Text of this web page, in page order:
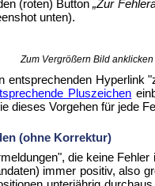
(roten) Button„Zur
unten).
Zum Vergrößern Bild anklicken
entsprechenden Hyperlink
Pluszeichen
dieses Vorgehen für jede
(ohne Korrektur)
die keine
immer positiv, also